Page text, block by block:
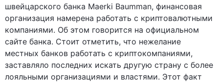
швейцарского банка Maerki Baumman, финансовая
организация намерена работать с криптовалютными
компаниями. Об этом говорится на официальном
сайте банка. Стоит отметить, что нежелание
местных банков работать с криптокомпаниями,
заставляло последних искать другую страну с более
лояльными организациями и властями. Этот факт